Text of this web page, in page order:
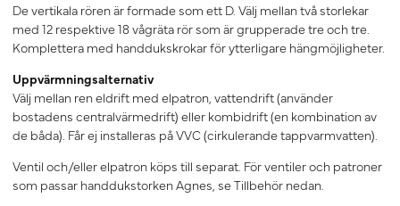
De vertikala rören är formade som ett D. Välj mellan två storlekar
med 12 respektive 18 vågräta rör som är grupperade tre och tre.
Komplettera med handdukskrokar för ytterligare hängmöjligheter.
Uppvärmningsalternativ
Välj mellan ren eldrift med elpatron, vattendrift (använder
bostadens centralvärmedrift) eller kombidrift (en kombination av
de båda). Får ej installeras på VVC (cirkulerande tappvarmvatten).
Ventil och/eller elpatron köps till separat. För ventiler och patroner
som passar handdukstorken Agnes, se Tillbehör nedan.